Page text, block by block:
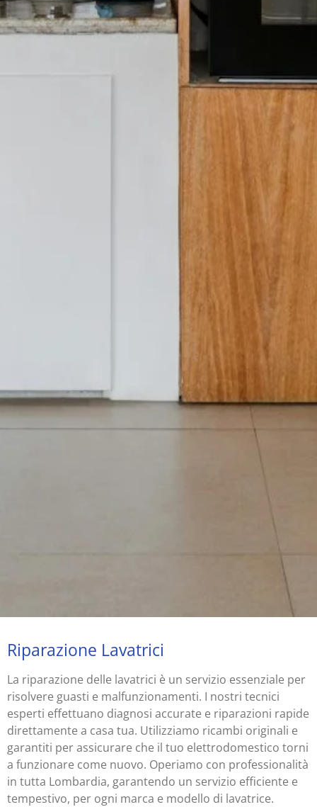
Riparazione Lavatrici
La riparazione delle lavatrici è un servizio essenziale per
risolvere guasti e malfunzionamenti. I nostri tecnici
esperti effettuano diagnosi accurate e riparazioni rapide
direttamente a casa tua. Utilizziamo ricambi originali e
garantiti per assicurare che il tuo elettrodomestico torni
a funzionare come nuovo. Operiamo con professionalità
in tutta Lombardia, garantendo un servizio efficiente e
tempestivo, per ogni marca e modello di lavatrice.